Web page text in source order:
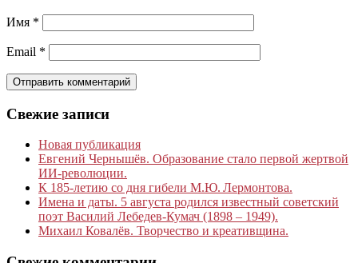
Имя *
Email *
Свежие записи
Новая публикация
Евгений Чернышёв. Образование стало первой жертвой
ИИ-революции.
К 185‑летию со дня гибели М.Ю. Лермонтова.
Имена и даты. 5 августа родился известный советский
поэт Василий Лебедев-Кумач (1898 – 1949).
Михаил Ковалёв. Творчество и креативщина.